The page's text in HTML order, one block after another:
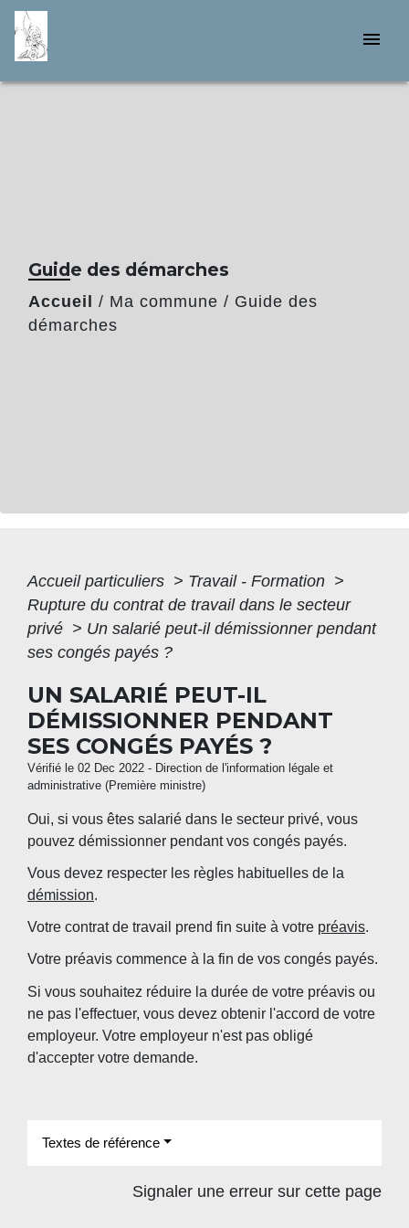
menu
Guide des démarches
Accueil / Ma commune / Guide des
démarches
Accueil particuliers > Travail - Formation >
Rupture du contrat de travail dans le secteur
privé > Un salarié peut-il démissionner pendant
ses congés payés ?
UN SALARIÉ PEUT-IL
DÉMISSIONNER PENDANT
SES CONGÉS PAYÉS ?
Vérifié le 02 Dec 2022 - Direction de l'information légale et
administrative (Première ministre)
Oui, si vous êtes salarié dans le secteur privé, vous
pouvez démissionner pendant vos congés payés.
Vous devez respecter les règles habituelles de la
démission.
Votre contrat de travail prend fin suite à votre préavis.
Votre préavis commence à la fin de vos congés payés.
Si vous souhaitez réduire la durée de votre préavis ou
ne pas l'effectuer, vous devez obtenir l'accord de votre
employeur. Votre employeur n'est pas obligé
d'accepter votre demande.
Textes de référence
Signaler une erreur sur cette page